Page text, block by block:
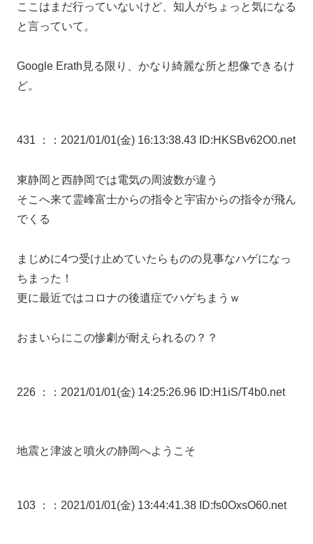
ここはまだ行っていないけど、知人がちょっと気になる
と言っていて。
Google Erath見る限り、かなり綺麗な所と想像できるけ
ど。
431 ： ：2021/01/01(金) 16:13:38.43 ID:HKSBv62O0.net
東静岡と西静岡では電気の周波数が違う
そこへ来て霊峰富士からの指令と宇宙からの指令が飛ん
でくる
まじめに4つ受け止めていたらものの見事なハゲになっ
ちまった！
更に最近ではコロナの後遺症でハゲちまうｗ
おまいらにこの惨劇が耐えられるの？？
226 ： ：2021/01/01(金) 14:25:26.96 ID:H1iS/T4b0.net
地震と津波と噴火の静岡へようこそ
103 ： ：2021/01/01(金) 13:44:41.38 ID:fs0OxsO60.net